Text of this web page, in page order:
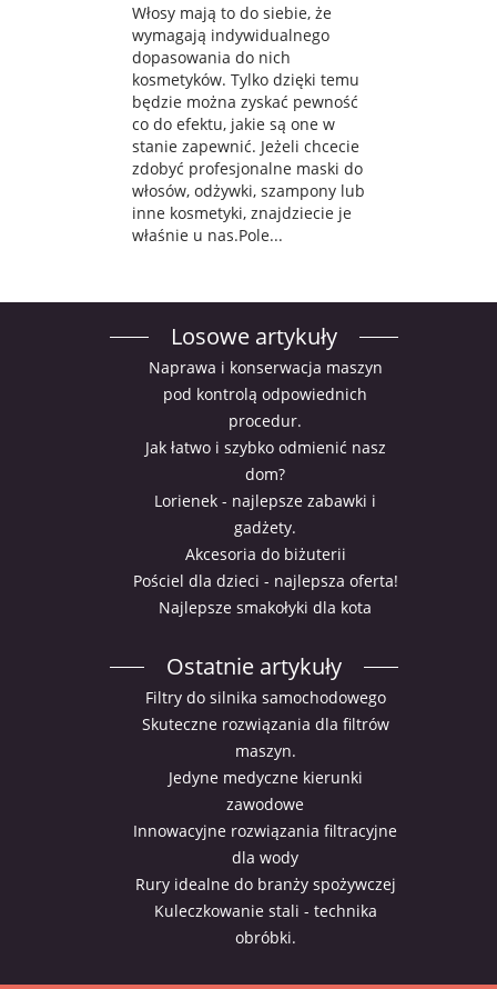
Włosy mają to do siebie, że
wymagają indywidualnego
dopasowania do nich
kosmetyków. Tylko dzięki temu
będzie można zyskać pewność
co do efektu, jakie są one w
stanie zapewnić. Jeżeli chcecie
zdobyć profesjonalne maski do
włosów, odżywki, szampony lub
inne kosmetyki, znajdziecie je
właśnie u nas.Pole...
Losowe artykuły
Naprawa i konserwacja maszyn
pod kontrolą odpowiednich
procedur.
Jak łatwo i szybko odmienić nasz
dom?
Lorienek - najlepsze zabawki i
gadżety.
Akcesoria do biżuterii
Pościel dla dzieci - najlepsza oferta!
Najlepsze smakołyki dla kota
Ostatnie artykuły
Filtry do silnika samochodowego
Skuteczne rozwiązania dla filtrów
maszyn.
Jedyne medyczne kierunki
zawodowe
Innowacyjne rozwiązania filtracyjne
dla wody
Rury idealne do branży spożywczej
Kuleczkowanie stali - technika
obróbki.